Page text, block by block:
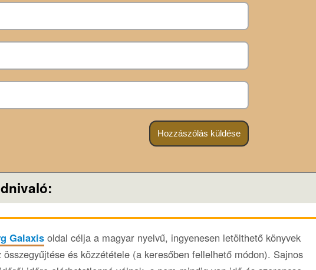
Galaxis oldal célja a magyar nyelvű, ingyenesen letölthető könyvek
összegyűjtése és közzététele (a keresőben fellelhető módon). Sajnos